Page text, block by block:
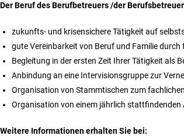
Der Beruf des Berufbetreuers /der
zukunfts- und krisensichere Tätigkeit auf
gute Vereinbarkeit von Beruf und Familie durch
Begleitung in der ersten Zeit Ihrer Tätigkeit als
Anbindung an eine Intervisionsgruppe zur
Organisation von Stammtischen zum
Organisation von einem jährlich
Weitere Informationen erhalten Sie bei: